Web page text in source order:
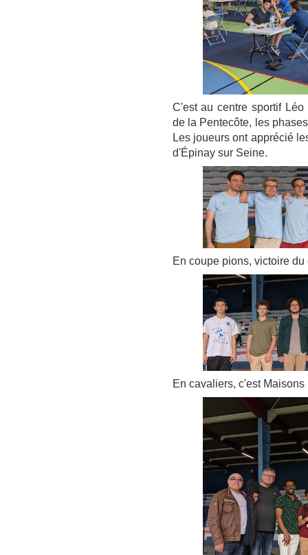
C'est au centre sportif
de la Pentecôte, les
Les joueurs ont apprécié
d'Épinay sur Seine.
En coupe pions, victoire
En cavaliers, c'est